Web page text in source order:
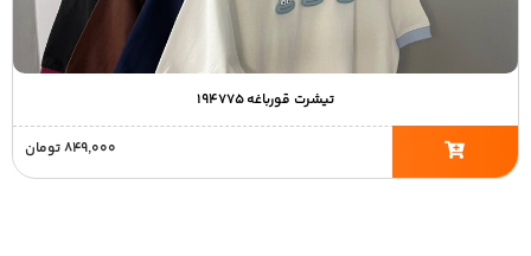
تیشرت قورباغه ۱۹۴۷۷۵
۸۴۹,۰۰۰تومان